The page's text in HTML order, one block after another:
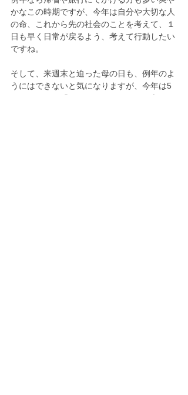
かなこの時期ですが、今年は自分や大切な人
の命、これから先の社会のことを考えて、１
日も早く日常が戻るよう、考えて行動したい
ですね。
そして、来週末と迫った母の日も、例年のよ
うにはできないと気になりますが、今年は5